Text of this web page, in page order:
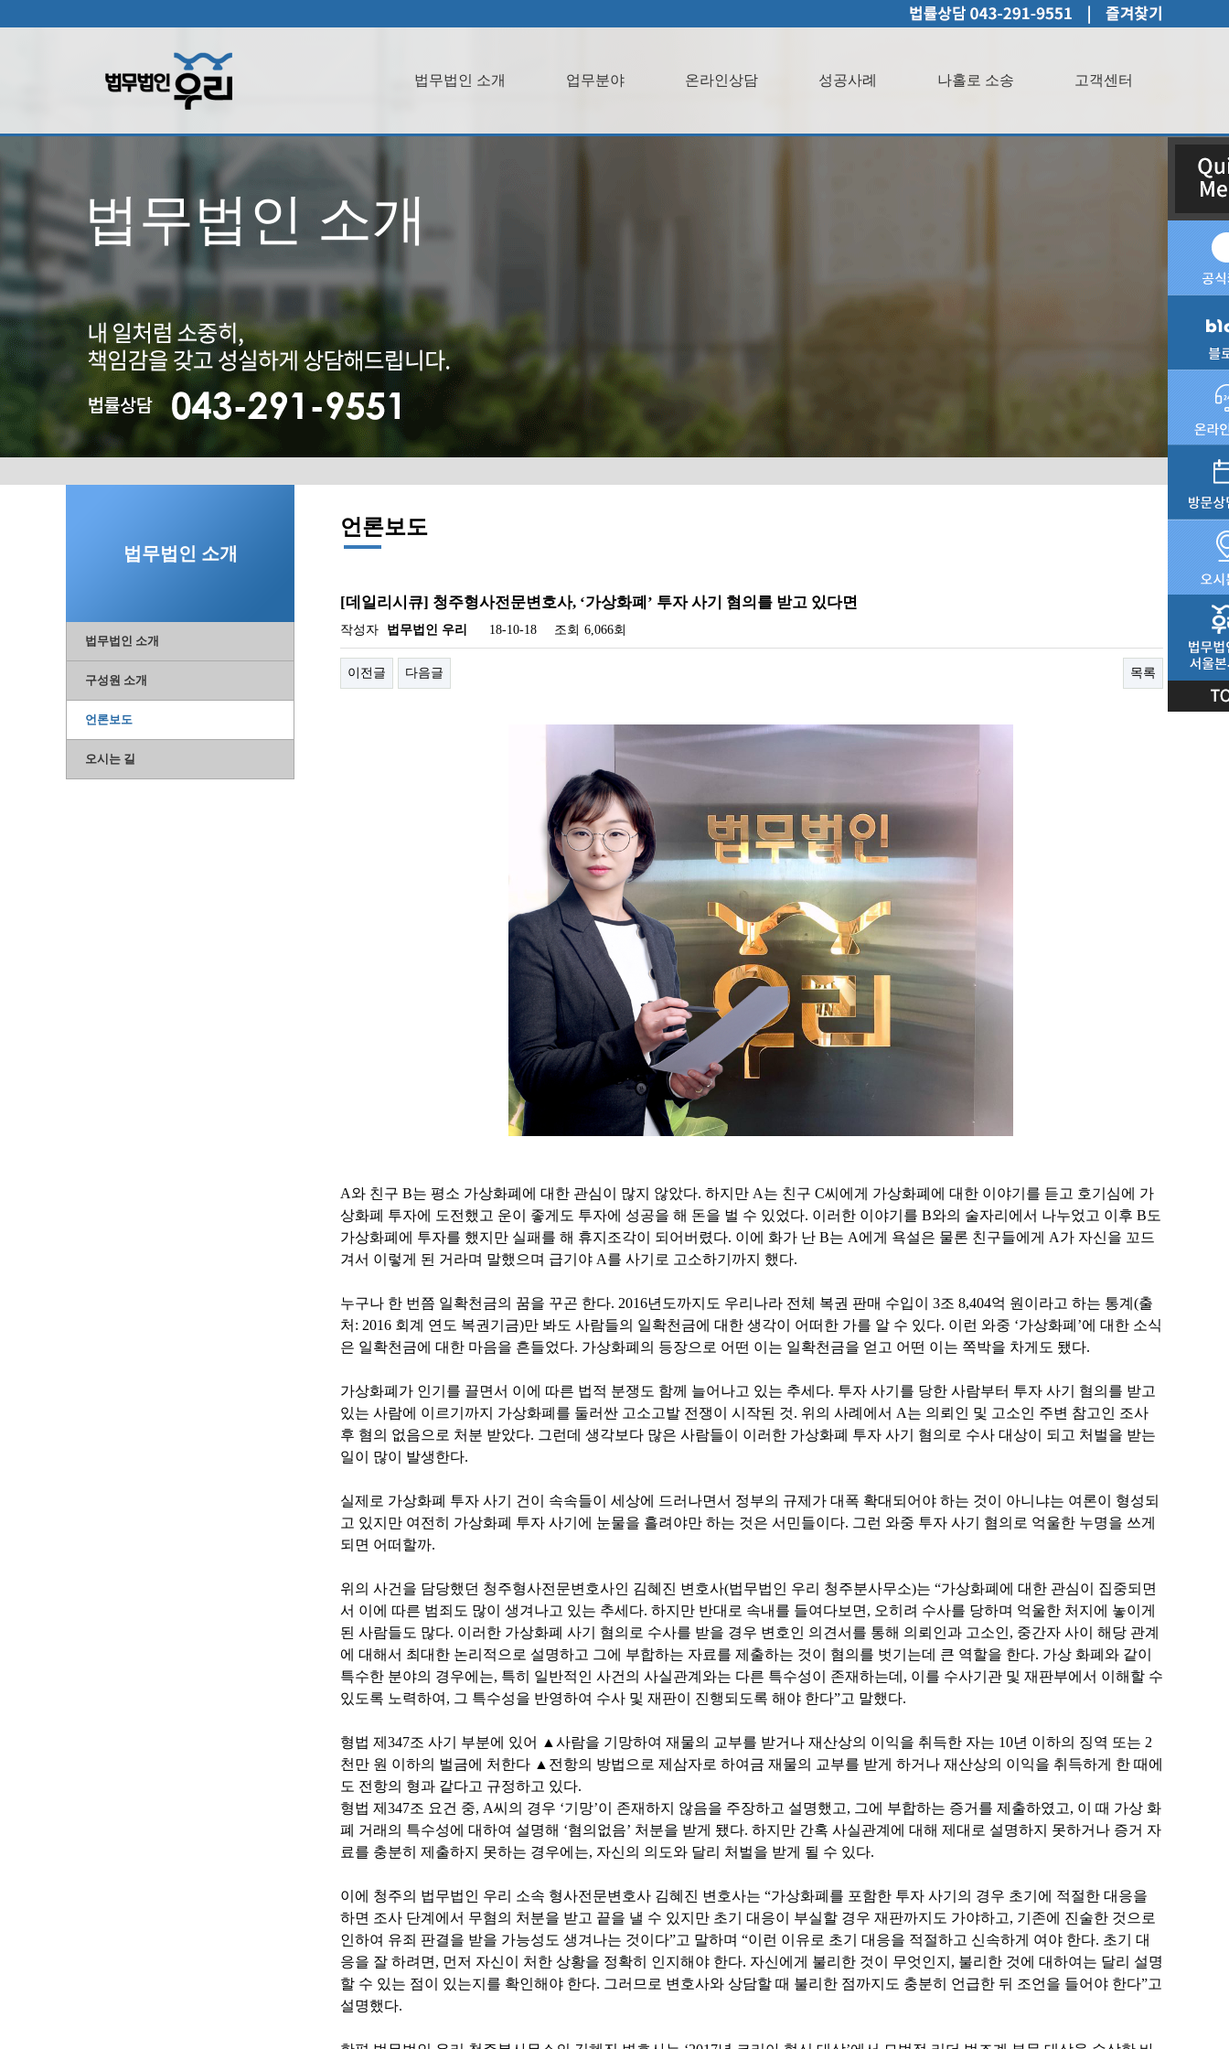
법무법인 소개 업무분야 온라인상담 성공사례 나홀로 소송 고객센터
법무법인 소개
법무법인 소개
구성원 소개
언론보도
오시는 길
법무법인 소개
언론보도
[데일리시큐] 청주형사전문변호사, ‘가상화폐’ 투자 사기 혐의를 받고 있다면
작성자 법무법인 우리 18-10-18 조회 6,066회
이전글 다음글 목록
A와 친구 B는 평소 가상화폐에 대한 관심이 많지 않았다. 하지만 A는 친구 C씨에게 가상화폐에 대한 이야기를 듣고 호기심에 가
상화폐 투자에 도전했고 운이 좋게도 투자에 성공을 해 돈을 벌 수 있었다. 이러한 이야기를 B와의 술자리에서 나누었고 이후 B도
가상화폐에 투자를 했지만 실패를 해 휴지조각이 되어버렸다. 이에 화가 난 B는 A에게 욕설은 물론 친구들에게 A가 자신을 꼬드
겨서 이렇게 된 거라며 말했으며 급기야 A를 사기로 고소하기까지 했다.
누구나 한 번쯤 일확천금의 꿈을 꾸곤 한다. 2016년도까지도 우리나라 전체 복권 판매 수입이 3조 8,404억 원이라고 하는 통계(출
처: 2016 회계 연도 복권기금)만 봐도 사람들의 일확천금에 대한 생각이 어떠한 가를 알 수 있다. 이런 와중 ‘가상화폐’에 대한 소식
은 일확천금에 대한 마음을 흔들었다. 가상화폐의 등장으로 어떤 이는 일확천금을 얻고 어떤 이는 쪽박을 차게도 됐다.
가상화폐가 인기를 끌면서 이에 따른 법적 분쟁도 함께 늘어나고 있는 추세다. 투자 사기를 당한 사람부터 투자 사기 혐의를 받고
있는 사람에 이르기까지 가상화폐를 둘러싼 고소고발 전쟁이 시작된 것. 위의 사례에서 A는 의뢰인 및 고소인 주변 참고인 조사
후 혐의 없음으로 처분 받았다. 그런데 생각보다 많은 사람들이 이러한 가상화폐 투자 사기 혐의로 수사 대상이 되고 처벌을 받는
일이 많이 발생한다.
실제로 가상화폐 투자 사기 건이 속속들이 세상에 드러나면서 정부의 규제가 대폭 확대되어야 하는 것이 아니냐는 여론이 형성되
고 있지만 여전히 가상화폐 투자 사기에 눈물을 흘려야만 하는 것은 서민들이다. 그런 와중 투자 사기 혐의로 억울한 누명을 쓰게
되면 어떠할까.
위의 사건을 담당했던 청주형사전문변호사인 김혜진 변호사(법무법인 우리 청주분사무소)는 “가상화폐에 대한 관심이 집중되면
서 이에 따른 범죄도 많이 생겨나고 있는 추세다. 하지만 반대로 속내를 들여다보면, 오히려 수사를 당하며 억울한 처지에 놓이게
된 사람들도 많다. 이러한 가상화폐 사기 혐의로 수사를 받을 경우 변호인 의견서를 통해 의뢰인과 고소인, 중간자 사이 해당 관계
에 대해서 최대한 논리적으로 설명하고 그에 부합하는 자료를 제출하는 것이 혐의를 벗기는데 큰 역할을 한다. 가상 화폐와 같이
특수한 분야의 경우에는, 특히 일반적인 사건의 사실관계와는 다른 특수성이 존재하는데, 이를 수사기관 및 재판부에서 이해할 수
있도록 노력하여, 그 특수성을 반영하여 수사 및 재판이 진행되도록 해야 한다”고 말했다.
형법 제347조 사기 부분에 있어 ▲사람을 기망하여 재물의 교부를 받거나 재산상의 이익을 취득한 자는 10년 이하의 징역 또는 2
천만 원 이하의 벌금에 처한다 ▲전항의 방법으로 제삼자로 하여금 재물의 교부를 받게 하거나 재산상의 이익을 취득하게 한 때에
도 전항의 형과 같다고 규정하고 있다.
형법 제347조 요건 중, A씨의 경우 ‘기망’이 존재하지 않음을 주장하고 설명했고, 그에 부합하는 증거를 제출하였고, 이 때 가상 화
폐 거래의 특수성에 대하여 설명해 ‘혐의없음’ 처분을 받게 됐다. 하지만 간혹 사실관계에 대해 제대로 설명하지 못하거나 증거 자
료를 충분히 제출하지 못하는 경우에는, 자신의 의도와 달리 처벌을 받게 될 수 있다.
이에 청주의 법무법인 우리 소속 형사전문변호사 김혜진 변호사는 “가상화폐를 포함한 투자 사기의 경우 초기에 적절한 대응을
하면 조사 단계에서 무혐의 처분을 받고 끝을 낼 수 있지만 초기 대응이 부실할 경우 재판까지도 가야하고, 기존에 진술한 것으로
인하여 유죄 판결을 받을 가능성도 생겨나는 것이다”고 말하며 “이런 이유로 초기 대응을 적절하고 신속하게 여야 한다. 초기 대
응을 잘 하려면, 먼저 자신이 처한 상황을 정확히 인지해야 한다. 자신에게 불리한 것이 무엇인지, 불리한 것에 대하여는 달리 설명
할 수 있는 점이 있는지를 확인해야 한다. 그러므로 변호사와 상담할 때 불리한 점까지도 충분히 언급한 뒤 조언을 들어야 한다”고
설명했다.